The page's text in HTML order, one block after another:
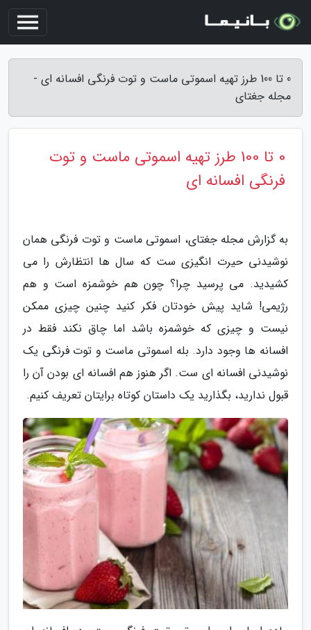
0 تا 100 طرز تهیه اسموتی ماست و توت فرنگی افسانه ای -
مجله جغتای
0 تا 100 طرز تهیه اسموتی ماست و توت
فرنگی افسانه ای
به گزارش مجله جغتای، اسموتی ماست و توت فرنگی همان
نوشیدنی حیرت انگیزی ست که سال ها انتظارش را می
کشیدید. می پرسید چرا؟ چون هم خوشمزه است و هم
رژیمی! شاید پیش خودتان فکر کنید چنین چیزی ممکن
نیست و چیزی که خوشمزه باشد اما چاق نکند فقط در
افسانه ها وجود دارد. بله اسموتی ماست و توت فرنگی یک
نوشیدنی افسانه ای ست. اگر هنوز هم افسانه ای بودن آن را
قبول ندارید، بگذارید یک داستان کوتاه برایتان تعریف کنیم.